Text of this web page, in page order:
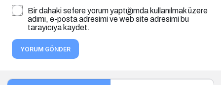
Bir dahaki sefere yorum yaptığımda kullanılmak üzere
adımı, e-posta adresimi ve web site adresimi bu
tarayıcıya kaydet.
YORUM GÖNDER